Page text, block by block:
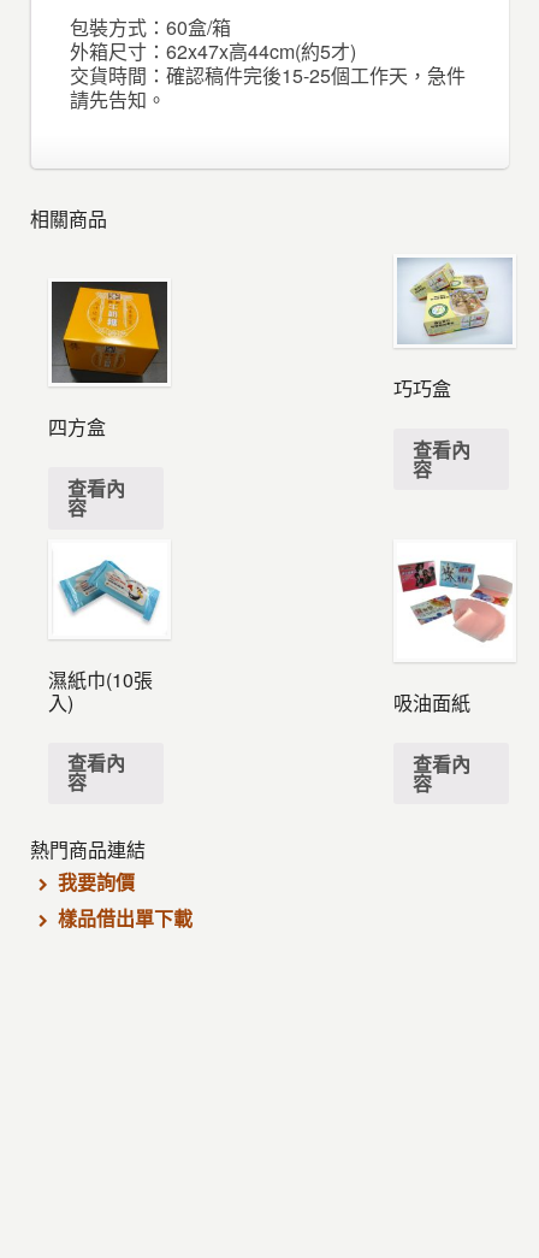
包裝方式：60盒/箱
外箱尺寸：62x47x高44cm(約5才)
交貨時間：確認稿件完後15-25個工作天，急件
請先告知。
相關商品
四方盒
查看內
容
巧巧盒
查看內
容
濕紙巾(10張
入)
查看內
容
吸油面紙
查看內
容
熱門商品連結
我要詢價
樣品借出單下載